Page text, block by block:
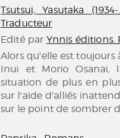
Tsutsui, Yasutaka
Traducteur
Edité par Ynnis éditions.
Alors qu'elle est toujours
Inui et Morio Osanai,
situation de plus en
sur l'aide d'alliés
sur le point de sombrer